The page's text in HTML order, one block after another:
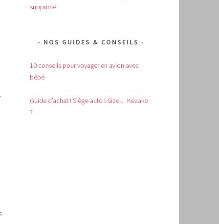
supprimé
NOS GUIDES & CONSEILS
10 conseils pour voyager en avion avec
bébé
Guide d’achat ! Siège-auto i-Size… Kézako
?